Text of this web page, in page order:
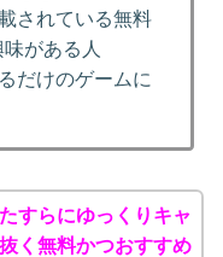
されている無料
がある人
だけのゲームに
すらにゆっくりキャ
く無料かつおすすめ